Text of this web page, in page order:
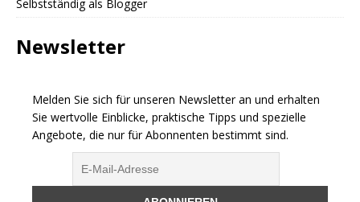
Selbstständig als Blogger
Newsletter
Melden Sie sich für unseren Newsletter an und erhalten
Sie wertvolle Einblicke, praktische Tipps und spezielle
Angebote, die nur für Abonnenten bestimmt sind.